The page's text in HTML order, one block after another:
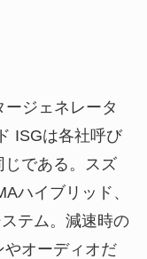
ジェネレータ
ISGは各社呼び
である。スズ
ハイブリッド、
テム。減速時の
やオーディオだ